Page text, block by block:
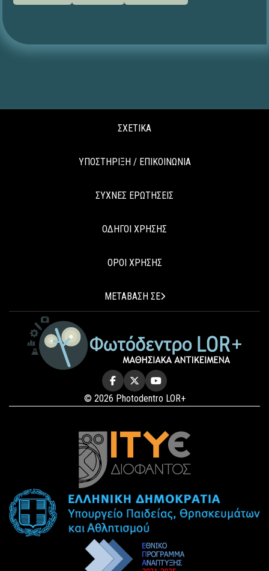
ΣΧΕΤΙΚΑ
ΥΠΟΣΤΗΡΙΞΗ / ΕΠΙΚΟΙΝΩΝΙΑ
ΣΥΧΝΕΣ ΕΡΩΤΗΣΕΙΣ
ΟΔΗΓΟΙ ΧΡΗΣΗΣ
ΟΡΟΙ ΧΡΗΣΗΣ
ΜΕΤΑΒΑΣΗ ΣΕ
© 2026 Photodentro LOR+